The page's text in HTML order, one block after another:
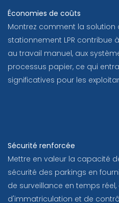
Économies de coûts
Montrez comment la solution
stationnement LPR contribue
au travail manuel, aux
processus papier, ce qui
significatives pour les
Sécurité renforcée
Mettre en valeur la capacité
sécurité des parkings en
de surveillance en temps
d'immatriculation et de